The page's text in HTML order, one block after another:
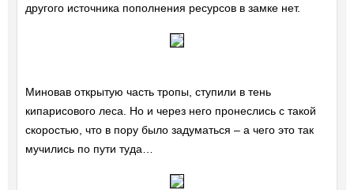
другого источника пополнения ресурсов в замке нет.
Миновав открытую часть тропы, ступили в тень
кипарисового леса. Но и через него пронеслись с такой
скоростью, что в пору было задуматься – а чего это так
мучились по пути туда…